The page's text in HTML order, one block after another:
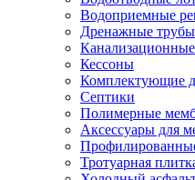
Водоприемные
Дренажные
Кессоны
Комплектующие
Септики
Полимерные
Аксессуары для
Тротуарная